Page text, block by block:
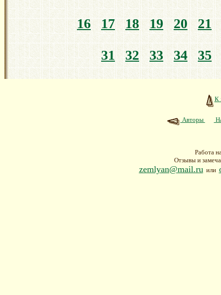
16 17 18 19 20 21
31 32 33 34 35
К
Авторы
Работа
Отзывы и
zemlyan@mail.ruили